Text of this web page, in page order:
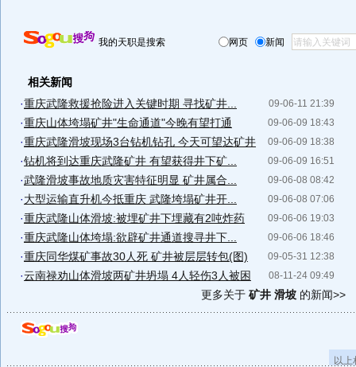
我的天职是搜索 网页 新闻
相关新闻
09-06-11 21:39
·重庆武隆救援抢险进入关键时期 寻找矿井...
09-06-09 18:43
·重庆山体垮塌矿井"生命通道"今晚有望打通
09-06-09 18:38
·重庆武隆滑坡现场3台钻机钻孔 今天可望达矿井
09-06-09 16:51
·钻机将到达重庆武隆矿井 有望获得井下矿...
09-06-08 08:42
·武隆滑坡事故地质灾害特征明显 矿井属合...
09-06-08 07:06
·大型运输直升机今抵重庆 武隆垮塌矿井开...
09-06-06 19:03
·重庆武隆山体滑坡:被埋矿井下埋藏有2吨炸药
09-06-06 18:46
·重庆武隆山体垮塌:欲辟矿井通道搜寻井下...
09-05-31 12:38
·重庆同华煤矿事故30人死 矿井被层层转包(图)
08-11-24 09:49
·云南禄劝山体滑坡两矿井坍塌 4人轻伤3人被困
更多关于 矿井 滑坡 的新闻>>
以